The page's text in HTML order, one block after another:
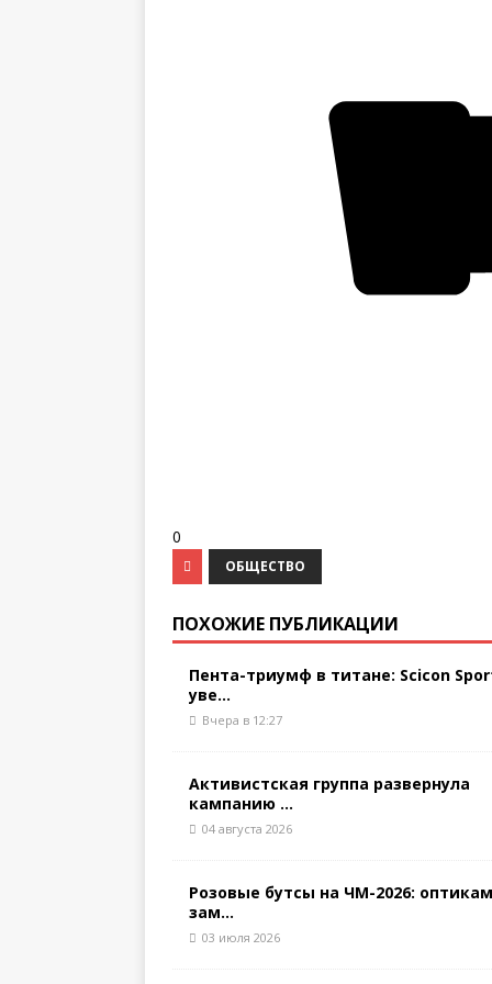
0
ОБЩЕСТВО
ПОХОЖИЕ ПУБЛИКАЦИИ
Пента-триумф в титане: Scicon
уве...
Вчера в 12:27
Активистская группа развернула
кампанию ...
04 августа 2026
Розовые бутсы на ЧМ-2026:
зам...
03 июля 2026